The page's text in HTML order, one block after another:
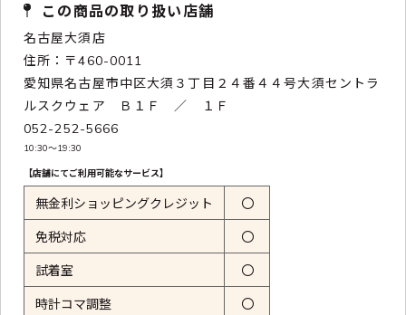
この商品の取り扱い店舗
名古屋大須店
住所：〒460-0011
愛知県名古屋市中区大須３丁目２４番４４号大須セントラ
ルスクウェア Ｂ１Ｆ ／ １Ｆ
052-252-5666
10:30〜19:30
【店舗にてご利用可能なサービス】
無金利ショッピングクレジット 〇
免税対応 〇
試着室 〇
時計コマ調整 〇